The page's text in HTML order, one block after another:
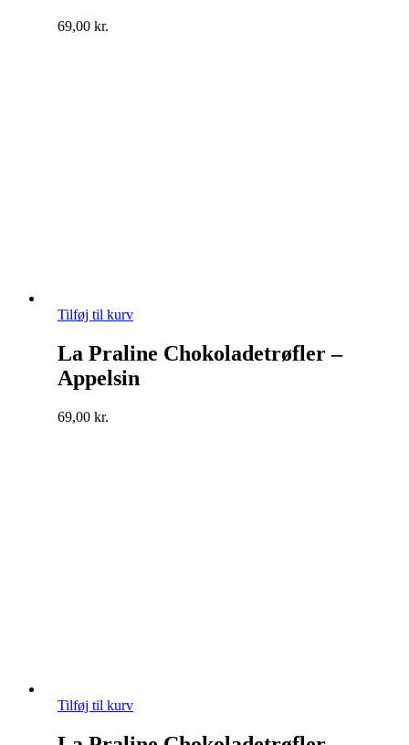
69,00 kr.
Tilføj til kurv
La Praline Chokoladetrøfler –
Appelsin
69,00 kr.
Tilføj til kurv